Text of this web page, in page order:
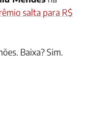
salta para R$
Baixa? Sim.